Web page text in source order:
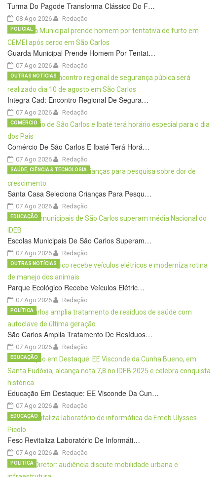
Turma Do Pagode Transforma Clássico Do F…
08 Ago 2026 Redação
Guarda Municipal Prende Homem Por Tentat…
07 Ago 2026
POLICIAL
Redação
Integra Cad: Encontro Regional De Segura…
07 Ago 2026
OUTRAS NOTÍCIAS
Redação
Comércio De São Carlos E Ibaté Terá Horá…
07 Ago 2026
COMÉRCIO
Redação
Santa Casa Seleciona Crianças Para Pesqu…
07 Ago 2026
SAÚDE, CIÊNCIA & TECNOLOGIA
Redação
Escolas Municipais De São Carlos Superam…
07 Ago 2026
EDUCAÇÃO
Redação
Parque Ecológico Recebe Veículos Elétric…
07 Ago 2026
OUTRAS NOTÍCIAS
Redação
São Carlos Amplia Tratamento De Resíduos…
07 Ago 2026
POLÍTICA
Redação
Educação Em Destaque: EE Visconde Da Cun…
07 Ago 2026
EDUCAÇÃO
Redação
Fesc Revitaliza Laboratório De Informáti…
07 Ago 2026
EDUCAÇÃO
Redação
POLÍTICA